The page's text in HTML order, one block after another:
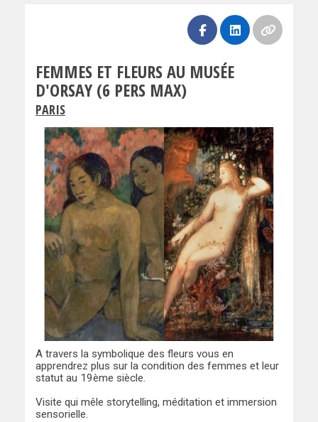
FEMMES ET FLEURS AU MUSÉE
D'ORSAY (6 PERS MAX)
PARIS
A travers la symbolique des fleurs vous en
apprendrez plus sur la condition des femmes et leur
statut au 19ème siècle.
Visite qui mêle storytelling, méditation et immersion
sensorielle.